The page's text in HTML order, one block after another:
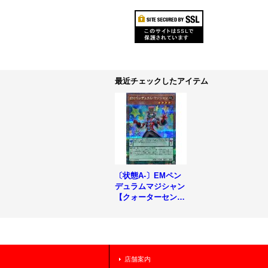
最近チェックしたアイテム
〔状態A-〕EMペン
デュラムマジシャン
【クォーターセンチ
店舗案内